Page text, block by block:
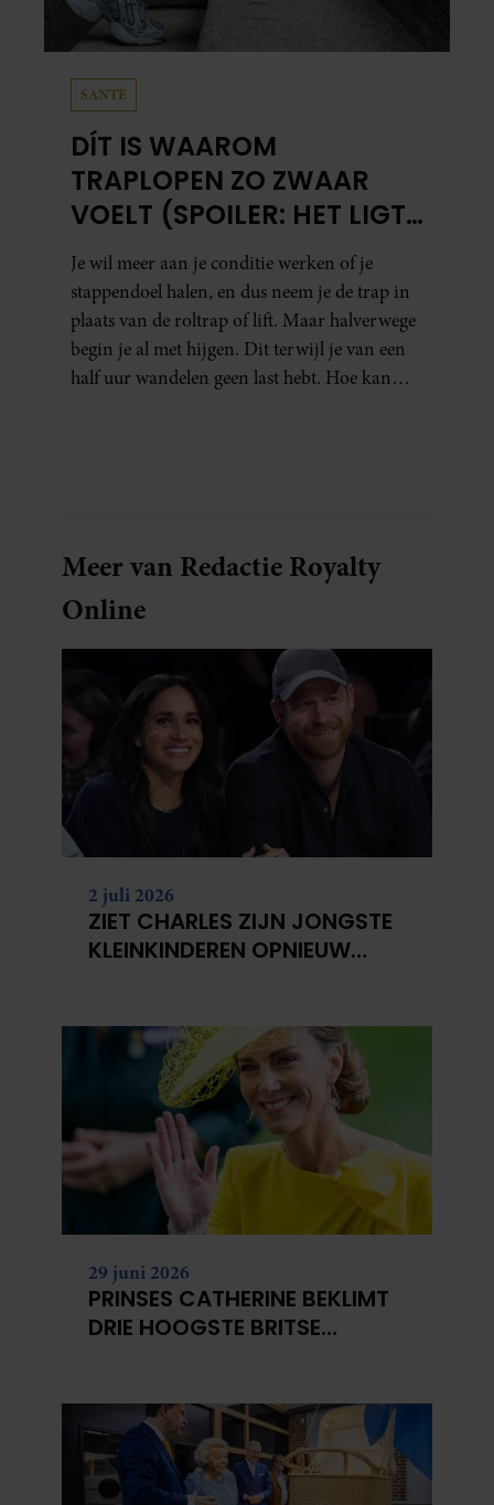
SANTE
DÍT IS WAAROM
TRAPLOPEN ZO ZWAAR
VOELT (SPOILER: HET LIGT
NIET AAN JE CONDITIE)
Je wil meer aan je conditie werken of je
stappendoel halen, en dus neem je de trap in
plaats van de roltrap of lift. Maar halverwege
begin je al met hijgen. Dit terwijl je van een
half uur wandelen geen last hebt. Hoe kan
Meer van Redactie Royalty
Online
2 juli 2026
ZIET CHARLES ZIJN JONGSTE
KLEINKINDEREN OPNIEUW
29 juni 2026
PRINSES CATHERINE BEKLIMT
DRIE HOOGSTE BRITSE